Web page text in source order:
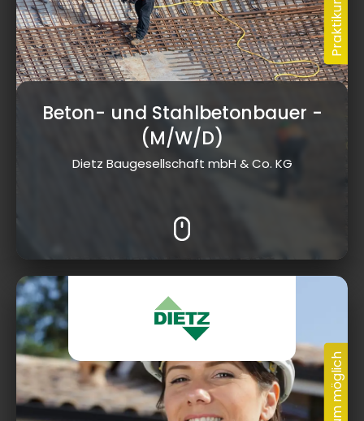
Beton- und Stahlbetonbauer -
(M/W/D)
Dietz Baugesellschaft mbH & Co. KG